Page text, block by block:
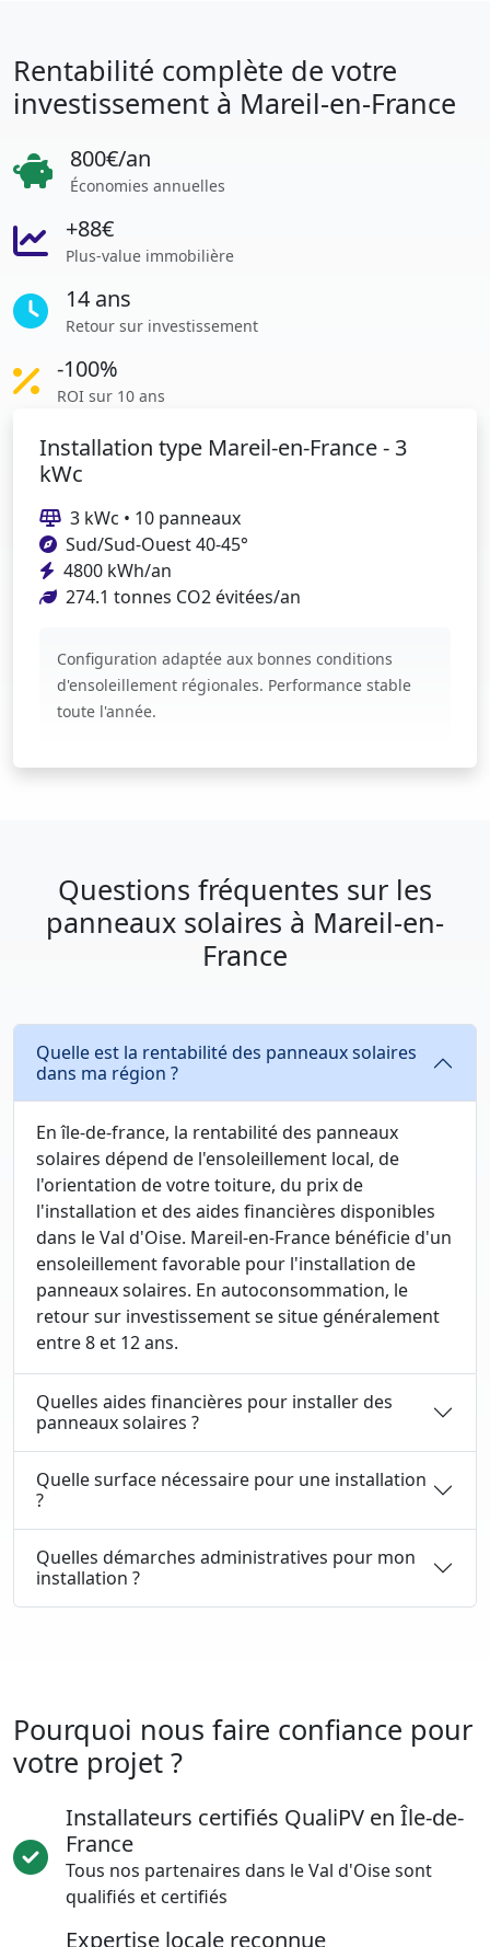
Rentabilité complète de votre
investissement à Mareil-en-France
800€/an
Économies annuelles
+88€
Plus-value immobilière
14 ans
Retour sur investissement
-100%
ROI sur 10 ans
Installation type Mareil-en-France - 3
kWc
3 kWc • 10 panneaux
Sud/Sud-Ouest 40-45°
4800 kWh/an
274.1 tonnes CO2 évitées/an
Configuration adaptée aux bonnes conditions
d'ensoleillement régionales. Performance stable
toute l'année.
Questions fréquentes sur les
panneaux solaires à Mareil-en-
France
Quelle est la rentabilité des panneaux solaires
dans ma région ?
En île-de-france, la rentabilité des panneaux
solaires dépend de l'ensoleillement local, de
l'orientation de votre toiture, du prix de
l'installation et des aides financières disponibles
dans le Val d'Oise. Mareil-en-France bénéficie d'un
ensoleillement favorable pour l'installation de
panneaux solaires. En autoconsommation, le
retour sur investissement se situe généralement
entre 8 et 12 ans.
Quelles aides financières pour installer des
panneaux solaires ?
Quelle surface nécessaire pour une installation
?
Quelles démarches administratives pour mon
installation ?
Pourquoi nous faire confiance pour
votre projet ?
Installateurs certifiés QualiPV en Île-de-
France
Tous nos partenaires dans le Val d'Oise sont
qualifiés et certifiés
Expertise locale reconnue